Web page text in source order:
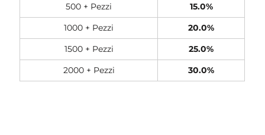
500 + Pezzi
15.0%
1000 + Pezzi
20.0%
1500 + Pezzi
25.0%
2000 + Pezzi
30.0%